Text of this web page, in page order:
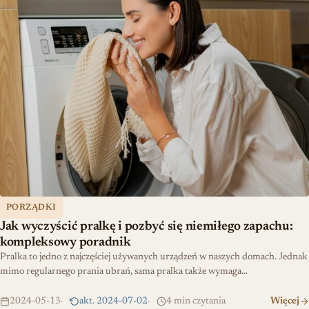
PORZĄDKI
Jak wyczyścić pralkę i pozbyć się niemiłego zapachu:
kompleksowy poradnik
Pralka to jedno z najczęściej używanych urządzeń w naszych domach. Jednak
mimo regularnego prania ubrań, sama pralka także wymaga…
2024-05-13 akt. 2024-07-02 4 min czytania Więcej